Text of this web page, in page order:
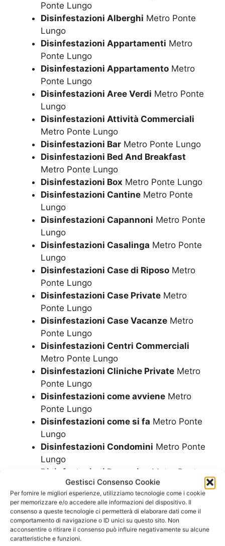
Gestisci Consenso Cookie
Per fornire le migliori esperienze, utilizziamo tecnologie come i cookie
per memorizzare e/o accedere alle informazioni del dispositivo. Il
consenso a queste tecnologie ci permetterà di elaborare dati come il
comportamento di navigazione o ID unici su questo sito. Non
acconsentire o ritirare il consenso può influire negativamente su alcune
caratteristiche e funzioni.
Ponte Lungo
Disinfestazioni Alberghi Metro Ponte
Lungo
Disinfestazioni Appartamenti Metro
Ponte Lungo
Disinfestazioni Appartamento Metro
Ponte Lungo
Disinfestazioni Aree Verdi Metro Ponte
Lungo
Disinfestazioni Attività Commerciali
Metro Ponte Lungo
Disinfestazioni Bar Metro Ponte Lungo
Disinfestazioni Bed And Breakfast
Metro Ponte Lungo
Disinfestazioni Box Metro Ponte Lungo
Disinfestazioni Cantine Metro Ponte
Lungo
Disinfestazioni Capannoni Metro Ponte
Lungo
Disinfestazioni Casalinga Metro Ponte
Lungo
Disinfestazioni Case di Riposo Metro
Ponte Lungo
Disinfestazioni Case Private Metro
Ponte Lungo
Disinfestazioni Case Vacanze Metro
Ponte Lungo
Disinfestazioni Centri Commerciali
Metro Ponte Lungo
Disinfestazioni Cliniche Private Metro
Ponte Lungo
Disinfestazioni come avviene Metro
Ponte Lungo
Disinfestazioni come si fa Metro Ponte
Lungo
Disinfestazioni Condomini Metro Ponte
Lungo
Disinfestazioni Domenica
Metro Ponte
Disinfestazioni EconomicaMetro Ponte
Lungo
Disinfestazioni EntiMetro Ponte Lungo
Disinfestazioni FestiviMetro Ponte